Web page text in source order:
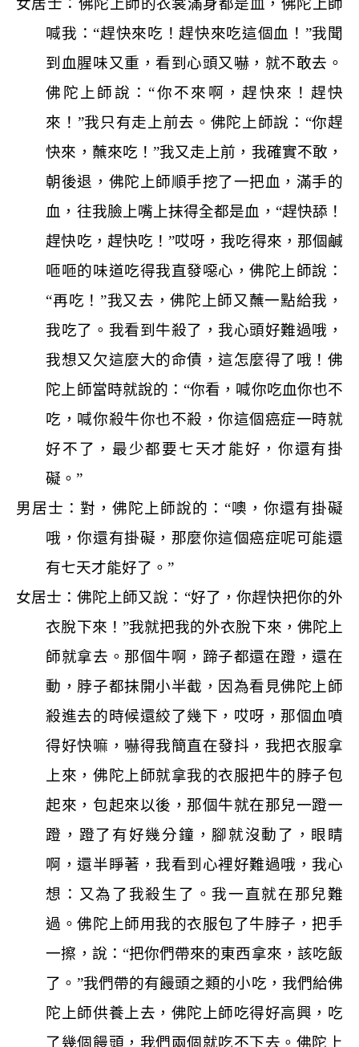
女居士：佛陀上師的衣裳滿身都是血，佛陀上師
喊我：“趕快來吃！趕快來吃這個血！”我聞
到血腥味又重，看到心頭又嚇，就不敢去。
佛陀上師說：“你不來啊，趕快來！趕快
來！”我只有走上前去。佛陀上師說：“你趕
快來，蘸來吃！”我又走上前，我確實不敢，
朝後退，佛陀上師順手挖了一把血，滿手的
血，往我臉上嘴上抹得全都是血，“趕快舔！
趕快吃，趕快吃！”哎呀，我吃得來，那個鹹
咂咂的味道吃得我直發噁心，佛陀上師說：
“再吃！”我又去，佛陀上師又蘸一點給我，
我吃了。我看到牛殺了，我心頭好難過哦，
我想又欠這麼大的命債，這怎麼得了哦！佛
陀上師當時就說的：“你看，喊你吃血你也不
吃，喊你殺牛你也不殺，你這個癌症一時就
好不了，最少都要七天才能好，你還有掛
礙。”
男居士：對，佛陀上師說的：“噢，你還有掛礙
哦，你還有掛礙，那麼你這個癌症呢可能還
有七天才能好了。”
女居士：佛陀上師又說：“好了，你趕快把你的外
衣脫下來！”我就把我的外衣脫下來，佛陀上
師就拿去。那個牛啊，蹄子都還在蹬，還在
動，脖子都抹開小半截，因為看見佛陀上師
殺進去的時候還絞了幾下，哎呀，那個血噴
得好快嘛，嚇得我簡直在發抖，我把衣服拿
上來，佛陀上師就拿我的衣服把牛的脖子包
起來，包起來以後，那個牛就在那兒一蹬一
蹬，蹬了有好幾分鐘，腳就沒動了，眼睛
啊，還半睜著，我看到心裡好難過哦，我心
想：又為了我殺生了。我一直就在那兒難
過。佛陀上師用我的衣服包了牛脖子，把手
一擦，說：“把你們帶來的東西拿來，該吃飯
了。”我們帶的有饅頭之類的小吃，我們給佛
陀上師供養上去，佛陀上師吃得好高興，吃
了幾個饅頭，我們兩個就吃不下去。佛陀上